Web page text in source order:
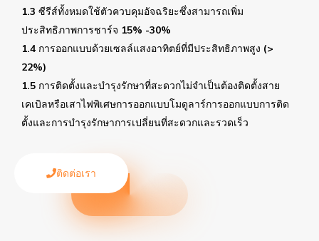
1.3 ซีรีส์ทั้งหมดใช้ตัวควบคุมอัจฉริยะซึ่งสามารถเพิ่ม
ประสิทธิภาพการชาร์จ 15% -30%
1.4 การออกแบบด้วยเซลล์แสงอาทิตย์ที่มีประสิทธิภาพสูง (>
22%)
1.5 การติดตั้งและบำรุงรักษาที่สะดวกไม่จำเป็นต้องติดตั้งสาย
เคเบิลหรือเสาไฟพิเศษการออกแบบโมดูลาร์การออกแบบการติด
ตั้งและการบำรุงรักษาการเปลี่ยนที่สะดวกและรวดเร็ว
ติดต่อเรา